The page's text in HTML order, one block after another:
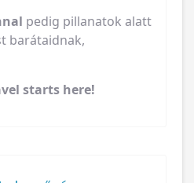
pedig pillanatok alatt
barátaidnak,
starts here!